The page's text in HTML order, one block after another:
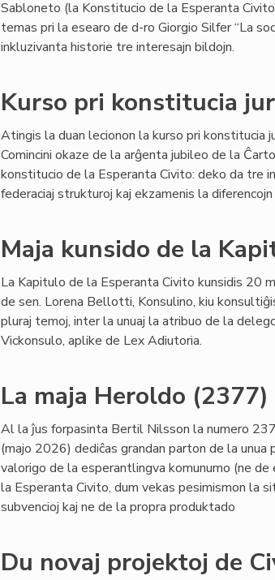
Sabloneto (la Konstitucio de la Esperanta
temas pri la esearo de d-ro Giorgio Silfer “La
inkluzivanta historie tre interesajn bildojn.
Kurso pri konstitucia
Atingis la duan lecionon la kurso pri konstitucia
Comincini okaze de la arĝenta jubileo de la
konstitucio de la Esperanta Civito: deko da tre
federaciaj strukturoj kaj ekzamenis la
Maja kunsido de la
La Kapitulo de la Esperanta Civito kunsidis 20
de sen. Lorena Bellotti, Konsulino, kiu
pluraj temoj, inter la unuaj la atribuo de la
Vickonsulo, aplike de Lex Adiutoria.
La maja Heroldo
Al la ĵus forpasinta Bertil Nilsson la numero
(majo 2026) dediĉas grandan parton de la unua
valorigo de la esperantlingva komunumo (ne
la Esperanta Civito, dum vekas pesimismon la
subvencioj kaj ne de la propra produktado
Du novaj projektoj de